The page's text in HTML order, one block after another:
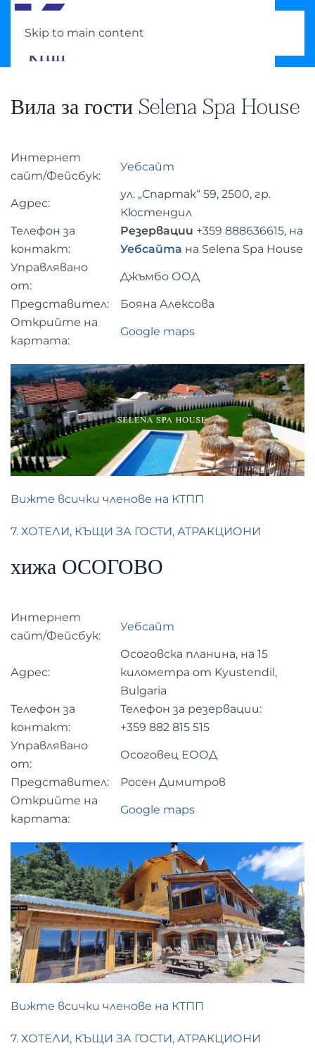
Skip to main content
Вила за гости Selena Spa House
Интернет
сайт/Фейсбук:
Уебсайт
Адрес:
ул. „Спартак“ 59, 2500, гр.
Кюстендил
Телефон за
контакт:
Резервации +359 888636615, на
Уебсайта на Selena Spa House
Управлявано
от:
Джъмбо ООД
Представител:
Бояна Алексова
Открийте на
картата:
Google maps
Вижте всички членове на КТПП
7. ХОТЕЛИ, КЪЩИ ЗА ГОСТИ, АТРАКЦИОНИ
хижа ОСОГОВО
Интернет
сайт/Фейсбук:
Уебсайт
Адрес:
Осоговска планина, на 15
километра от Kyustendil,
Bulgaria
Телефон за
контакт:
Телефон за резервации:
+359 882 815 515
Управлявано
от:
Осоговец ЕООД
Представител:
Росен Димитров
Открийте на
картата:
Google maps
Вижте всички членове на КТПП
7. ХОТЕЛИ, КЪЩИ ЗА ГОСТИ, АТРАКЦИОНИ